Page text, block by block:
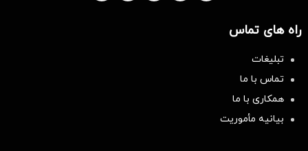
راه های تماس
تبلیغات
تماس با ما
همکاری با ما
بیانیه مأموریت